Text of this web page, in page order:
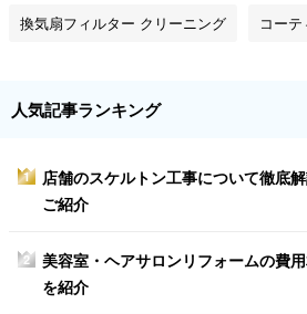
換気扇フィルター クリーニング コー
人気記事ランキング
1
店舗のスケルトン工事について徹底
ご紹介
2
美容室・ヘアサロンリフォームの費
を紹介